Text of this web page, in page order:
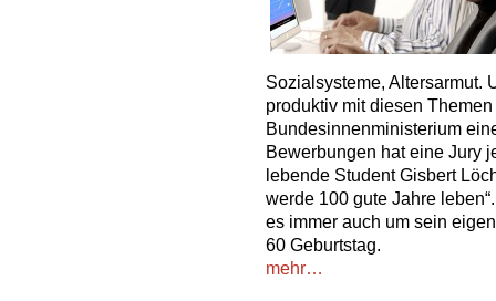
Sozialsysteme, Altersarmut.
produktiv mit diesen
Bundesinnenministerium
Bewerbungen hat eine Jury
lebende Student Gisbert
werde 100 gute Jahre
es immer auch um sein
60 Geburtstag.
mehr…